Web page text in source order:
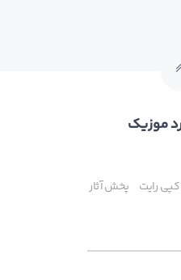
موزیک
پخش آثار